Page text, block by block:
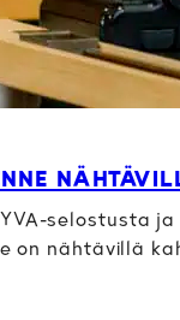
selostusta
on nähtävillä